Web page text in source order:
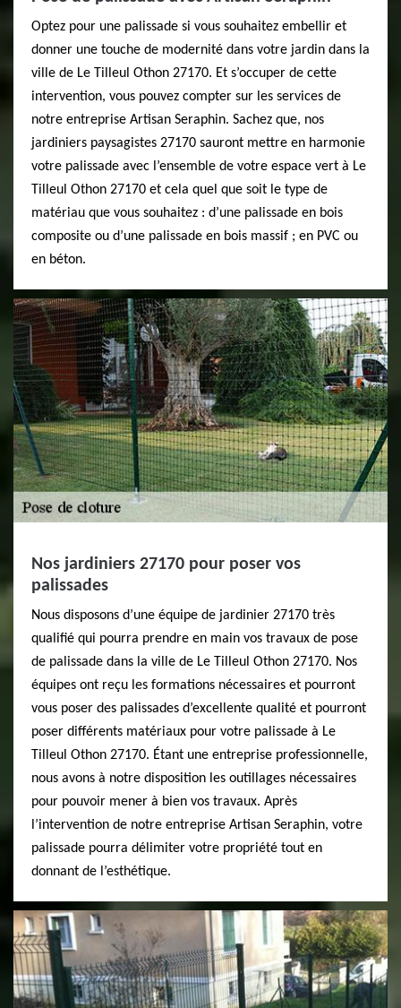
Optez pour une palissade si vous souhaitez embellir et
donner une touche de modernité dans votre jardin dans la
ville de Le Tilleul Othon 27170. Et s’occuper de cette
intervention, vous pouvez compter sur les services de
notre entreprise Artisan Seraphin. Sachez que, nos
jardiniers paysagistes 27170 sauront mettre en harmonie
votre palissade avec l’ensemble de votre espace vert à Le
Tilleul Othon 27170 et cela quel que soit le type de
matériau que vous souhaitez : d’une palissade en bois
composite ou d’une palissade en bois massif ; en PVC ou
en béton.
Nos jardiniers 27170 pour poser vos
palissades
Nous disposons d’une équipe de jardinier 27170 très
qualifié qui pourra prendre en main vos travaux de pose
de palissade dans la ville de Le Tilleul Othon 27170. Nos
équipes ont reçu les formations nécessaires et pourront
vous poser des palissades d’excellente qualité et pourront
poser différents matériaux pour votre palissade à Le
Tilleul Othon 27170. Étant une entreprise professionnelle,
nous avons à notre disposition les outillages nécessaires
pour pouvoir mener à bien vos travaux. Après
l’intervention de notre entreprise Artisan Seraphin, votre
palissade pourra délimiter votre propriété tout en
donnant de l’esthétique.